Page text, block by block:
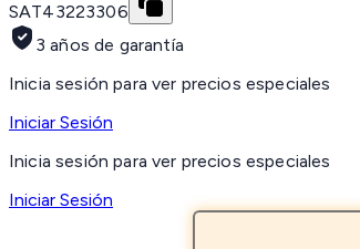
SAT43223306
3 años de garantía
Inicia sesión para ver precios especiales
Iniciar Sesión
Inicia sesión para ver precios especiales
Iniciar Sesión